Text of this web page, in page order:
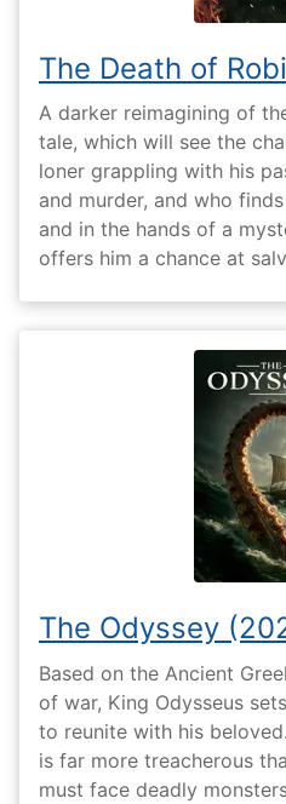
The Death of
A darker reimagining of
tale, which will see the
loner grappling with his
and murder, and who
and in the hands of a
offers him a chance at
The Odyssey
Based on the Ancient
of war, King Odysseus
to reunite with his
is far more treacherous
must face deadly